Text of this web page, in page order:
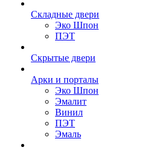
Складные двери
Эко Шпон
ПЭТ
Скрытые двери
Арки и порталы
Эко Шпон
Эмалит
Винил
ПЭТ
Эмаль